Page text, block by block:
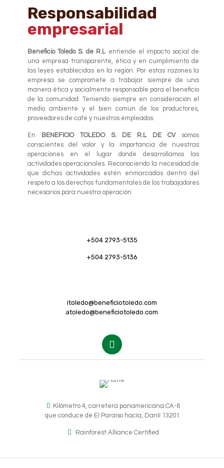
Responsabilidad
empresarial
Beneficio Toledo S. de R.L entiende el impacto social de
una empresa transparente, ética y en cumplimiento de
las leyes establecidas en la región. Por estas razones la
empresa se compromete a trabajar siempre de una
manera ética y socialmente responsable para el beneficio
de la comunidad. Teniendo siempre en consideración el
medio ambiente y el bien común de los productores,
proveedores de café y nuestros empleados.
En BENEFICIO TOLEDO S. DE R.L DE CVsomos
conscientes del valor y la importancia de nuestras
operaciones en el lugar donde desarrollamos las
actividades operacionales. Reconociendo la necesidad de
que dichas actividades estén enmarcadas dentro del
respeto a los derechos fundamentales de los trabajadores
necesarios para nuestra operación
+504 2793-5135
+504 2793-5136
itoledo@beneficiotoledo.com
atoledo@beneficiotoledo.com
Kilómetro 4, carretera panamericana CA-6
que conduce de El Paraíso hacía, Danlí 13201
Rainforest Alliance Certified